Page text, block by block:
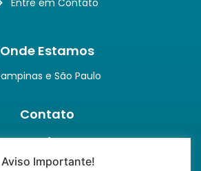
Onde Estamos
e São Paulo
Contato
Telefone
(19) 99708-2646
Aviso Importante!